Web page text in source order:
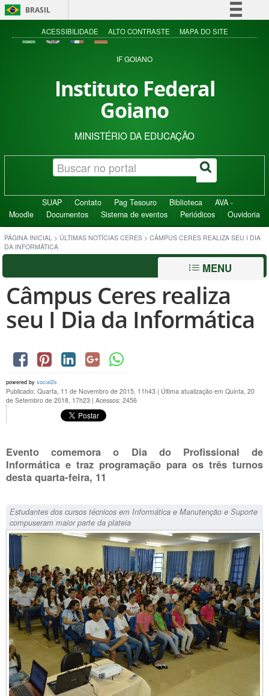
BRASIL
Simplifique!
Acesso à informação
ACESSIBILIDADE ALTO CONTRASTE MAPA DO SITE
IF GOIANO
Instituto Federal
Goiano
MINISTÉRIO DA EDUCAÇÃO
SUAP Contato Pag Tesouro Biblioteca
AVA -
Moodle
Documentos Sistema de eventos Periódicos Ouvidoria
PÁGINA INICIAL > ÚLTIMAS NOTÍCIAS CERES > CÂMPUS CERES REALIZA SEU I DIA
DA INFORMÁTICA
MENU
Câmpus Ceres realiza
seu I Dia da Informática
powered by social2s
Publicado: Quarta, 11 de Novembro de 2015, 11h43 | Última atualização em Quinta, 20
de Setembro de 2018, 17h23 | Acessos: 2456
Evento comemora o Dia do Profissional de
Informática e traz programação para os três turnos
desta quarta-feira, 11
Estudantes dos cursos técnicos em Informática e Manutenção e Suporte
compuseram maior parte da plateia